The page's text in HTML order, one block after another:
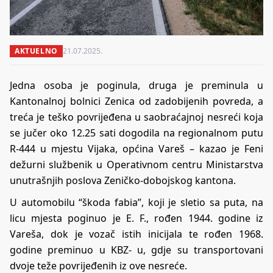
AKTUELNO 21.07.2025.
Jedna osoba je poginula, druga je preminula u
Kantonalnoj bolnici Zenica od zadobijenih povreda, a
treća je teško povrijeđena u saobraćajnoj nesreći koja
se jučer oko 12.25 sati dogodila na regionalnom putu
R-444 u mjestu Vijaka, općina Vareš – kazao je Feni
dežurni službenik u Operativnom centru Ministarstva
unutrašnjih poslova Zeničko-dobojskog kantona.
U automobilu “škoda fabia”, koji je sletio sa puta, na
licu mjesta poginuo je E. F., rođen 1944. godine iz
Vareša, dok je vozač istih inicijala te rođen 1968.
godine preminuo u KBZ- u, gdje su transportovani
dvoje teže povrijeđenih iz ove nesreće.